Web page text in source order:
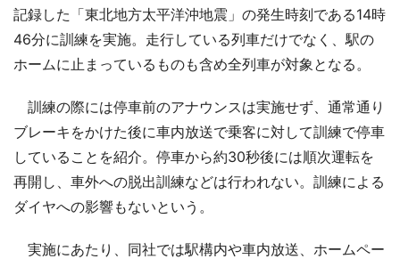
記録した「東北地方太平洋沖地震」の発生時刻である14時
46分に訓練を実施。走行している列車だけでなく、駅の
ホームに止まっているものも含め全列車が対象となる。
訓練の際には停車前のアナウンスは実施せず、通常通り
ブレーキをかけた後に車内放送で乗客に対して訓練で停車
していることを紹介。停車から約30秒後には順次運転を
再開し、車外への脱出訓練などは行われない。訓練による
ダイヤへの影響もないという。
実施にあたり、同社では駅構内や車内放送、ホームペー